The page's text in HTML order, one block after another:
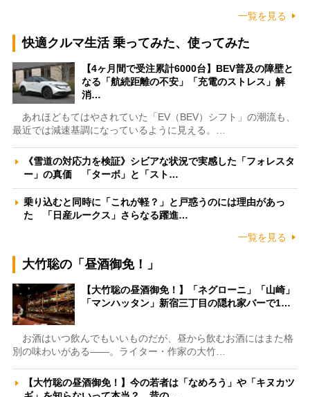
一覧を見る
快適クルマ生活 乗ってみた、使ってみた
【4ヶ月間で受注累計6000台】BEV普及の障壁と
なる「航続距離の不安」「充電のストレス」解
消…
あれほどもてはやされていた「EV（BEV）シフト」の潮流も、
最近では減速基調になっているように見える。…
《雪道の対応力を検証》シビアな状況で実感した「フォレスタ
ー」の真価 「ターボ」と「スト…
乗り込むと同時に「これが軽？」と戸惑うのには理由があっ
た 「日産ルークス」さらなる躍進…
一覧を見る
大竹聡の「昼酒御免！」
【大竹聡の昼酒御免！】「ネグローニ」「山崎」
「マンハッタン」新宿三丁目の隠れ家バーで1…
お酒はいつ飲んでもいいものだが、昼から飲むお酒にはまた格
別の味わいがある――。ライター・作家の大竹…
【大竹聡の昼酒御免！】今の若者は「なめろう」や「キヌカツ